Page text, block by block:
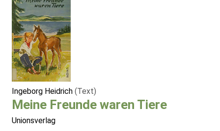
Ingeborg Heidrich (Text)
Meine Freunde waren Tiere
Unionsverlag